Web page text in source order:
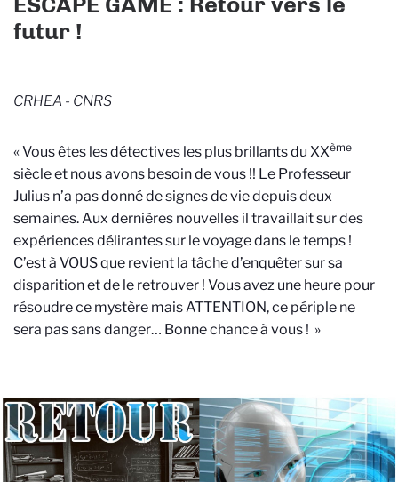
futur !
CRHEA - CNRS
« Vous êtes les détectives les plus brillants du XXème
siècle et nous avons besoin de vous !! Le Professeur
Julius n’a pas donné de signes de vie depuis deux
semaines. Aux dernières nouvelles il travaillait sur des
expériences délirantes sur le voyage dans le temps !
C’est à VOUS que revient la tâche d’enquêter sur sa
disparition et de le retrouver ! Vous avez une heure pour
résoudre ce mystère mais ATTENTION, ce périple ne
sera pas sans danger… Bonne chance à vous ! »